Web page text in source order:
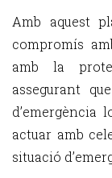
Amb aquest
compromís
amb la
assegurant
d’emergència
actuar amb
situació